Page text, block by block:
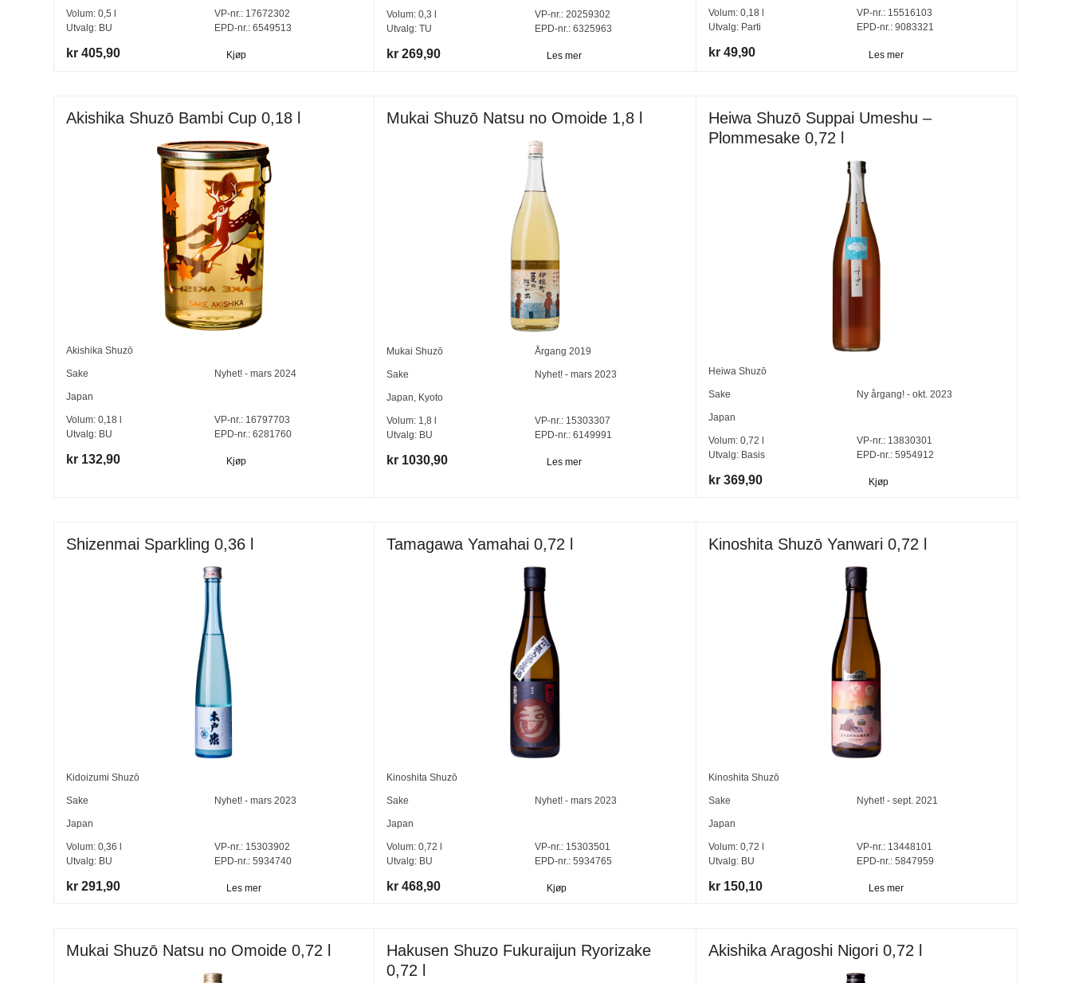
Volum:0,5
Utvalg: BU
VP-nr.:17672302
EPD-nr.: 6549513
kr 405,90 Kjøp
Volum:0,3 l
Utvalg:TU
VP-nr.: 20259302
EPD-nr.: 6325963
kr 269,90 Les mer
Volum: 0,18
Utvalg: Parti
VP-nr.:15516103
EPD-nr.: 9083321
kr 49,90 Les mer
Akishika Shuzō Bambi Cup 0,18 l
Akishika Shuzō
Sake Nyhet! - mars 2024
Japan
Volum:0,18 l
Utvalg: BU
VP-nr.:16797703
EPD-nr.: 6281760
kr 132,90 Kjøp
Mukai Shuzō Natsu no Omoide 1,8 l
Mukai Shuzō Årgang2019
Sake Nyhet! - mars 2023
Japan Kyoto
Volum: 1,8 l
Utvalg: BU
VP-nr.: 15303307
EPD-nr.: 6149991
kr 1030,90 Les mer
Heiwa Shuzō Suppai Umeshu –
Plommesake 0,72 l
Heiwa Shuzō
Sake Ny årgang! - okt. 2023
Japan
Volum: 0,72 l
Utvalg: Basis
VP-nr.:13830301
EPD-nr.: 5954912
kr 369,90 Kjøp
Shizenmai Sparkling 0,36 l
Kidoizumi Shuzō
Sake Nyhet! - mars 2023
Japan
Volum:0,36 l
Utvalg: BU
VP-nr.:15303902
EPD-nr.: 5934740
kr 291,90 Les mer
Tamagawa Yamahai 0,72 l
Kinoshita Shuzō
Sake Nyhet! - mars 2023
Japan
Volum:0,72 l
Utvalg: BU
VP-nr.: 15303501
EPD-nr.: 5934765
kr 468,90 Kjøp
Kinoshita Shuzō Yanwari 0,72 l
Kinoshita Shuzō
Sake Nyhet! - sept. 2021
Japan
Volum: 0,72 l
Utvalg: BU
VP-nr.:13448101
EPD-nr.: 5847959
kr 150,10 Les mer
Mukai Shuzō Natsu no Omoide 0,72 l
Hakusen Shuzo Fukuraijun Ryorizake
0,72 l
Akishika Aragoshi Nigori 0,72 l